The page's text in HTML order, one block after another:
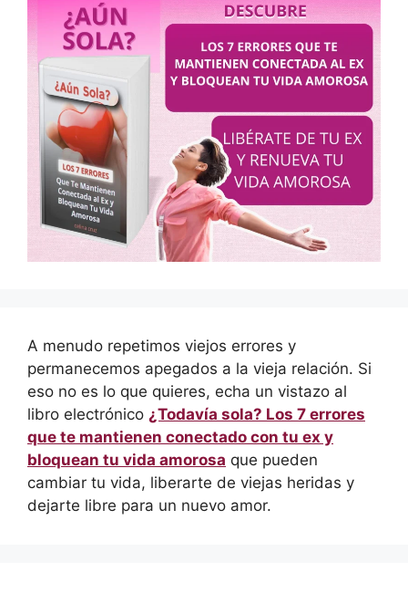
A menudo repetimos viejos errores y
permanecemos apegados a la vieja relación. Si
eso no es lo que quieres, echa un vistazo al
libro electrónico ¿Todavía sola? Los 7 errores
que te mantienen conectado con tu ex y
bloquean tu vida amorosa que pueden
cambiar tu vida, liberarte de viejas heridas y
dejarte libre para un nuevo amor.